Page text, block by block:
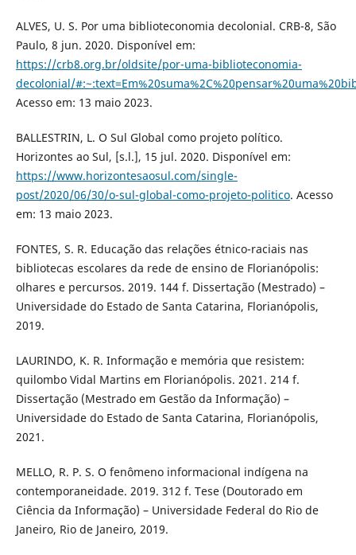
ALVES, U. S. Por uma biblioteconomia decolonial. CRB-8, São
Paulo, 8 jun. 2020. Disponível em:
https://crb8.org.br/oldsite/por-uma-biblioteconomia-
decolonial/
Acesso em: 13 maio 2023.
BALLESTRIN, L. O Sul Global como projeto político.
Horizontes ao Sul, [s.l.], 15 jul. 2020. Disponível em:
https://www.horizontesaosul.com/single-
post/2020/06/30/o-sul-global-como-projeto-politico. Acesso
em: 13 maio 2023.
FONTES, S. R. Educação das relações étnico-raciais nas
bibliotecas escolares da rede de ensino de Florianópolis:
olhares e percursos. 2019. 144 f. Dissertação (Mestrado) –
Universidade do Estado de Santa Catarina, Florianópolis,
2019.
LAURINDO, K. R. Informação e memória que resistem:
quilombo Vidal Martins em Florianópolis. 2021. 214 f.
Dissertação (Mestrado em Gestão da Informação) –
Universidade do Estado de Santa Catarina, Florianópolis,
2021.
MELLO, R. P. S. O fenômeno informacional indígena na
contemporaneidade. 2019. 312 f. Tese (Doutorado em
Ciência da Informação) – Universidade Federal do Rio de
Janeiro, Rio de Janeiro, 2019.